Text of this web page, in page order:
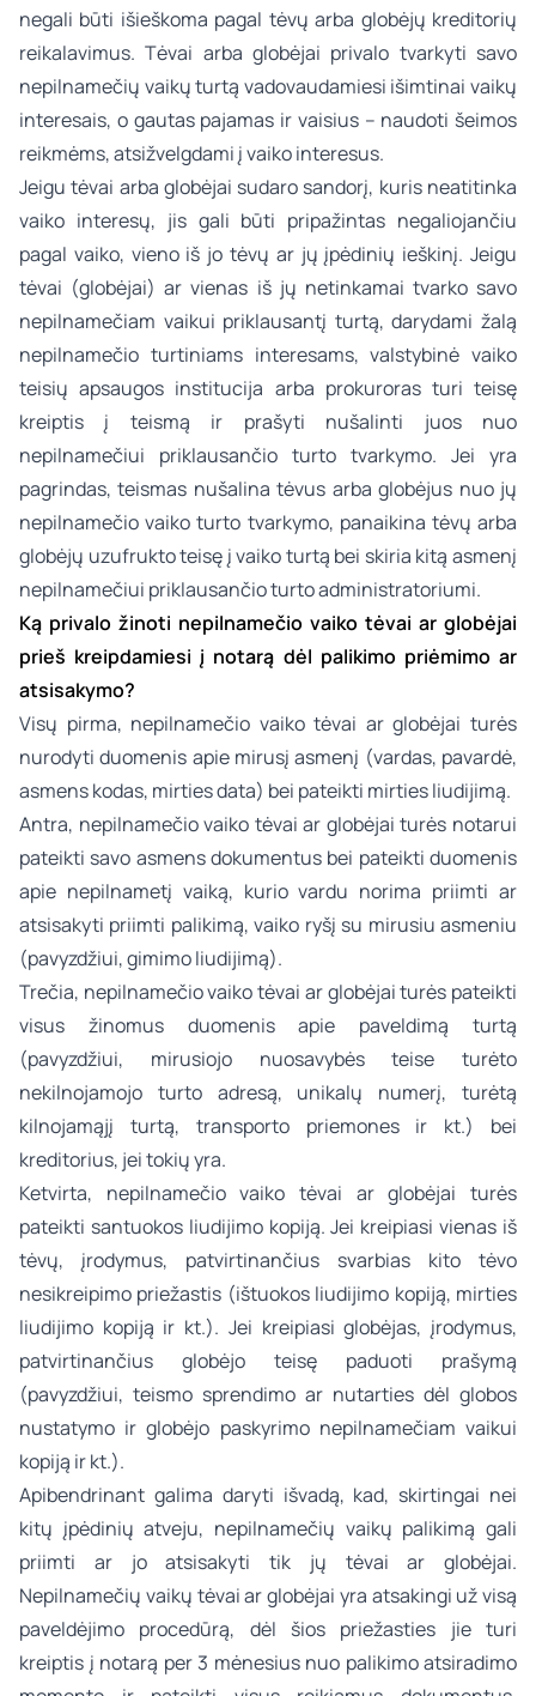
negali būti išieškoma pagal tėvų arba globėjų kreditorių
reikalavimus. Tėvai arba globėjai privalo tvarkyti savo
nepilnamečių vaikų turtą vadovaudamiesi išimtinai vaikų
interesais, o gautas pajamas ir vaisius – naudoti šeimos
reikmėms, atsižvelgdami į vaiko interesus.
Jeigu tėvai arba globėjai sudaro sandorį, kuris neatitinka
vaiko interesų, jis gali būti pripažintas negaliojančiu
pagal vaiko, vieno iš jo tėvų ar jų įpėdinių ieškinį. Jeigu
tėvai (globėjai) ar vienas iš jų netinkamai tvarko savo
nepilnamečiam vaikui priklausantį turtą, darydami žalą
nepilnamečio turtiniams interesams, valstybinė vaiko
teisių apsaugos institucija arba prokuroras turi teisę
kreiptis į teismą ir prašyti nušalinti juos nuo
nepilnamečiui priklausančio turto tvarkymo. Jei yra
pagrindas, teismas nušalina tėvus arba globėjus nuo jų
nepilnamečio vaiko turto tvarkymo, panaikina tėvų arba
globėjų uzufrukto teisę į vaiko turtą bei skiria kitą asmenį
nepilnamečiui priklausančio turto administratoriumi.
Ką privalo žinoti nepilnamečio vaiko tėvai ar globėjai
prieš kreipdamiesi į notarą dėl palikimo priėmimo ar
atsisakymo?
Visų pirma, nepilnamečio vaiko tėvai ar globėjai turės
nurodyti duomenis apie mirusį asmenį (vardas, pavardė,
asmens kodas, mirties data) bei pateikti mirties liudijimą.
Antra, nepilnamečio vaiko tėvai ar globėjai turės notarui
pateikti savo asmens dokumentus bei pateikti duomenis
apie nepilnametį vaiką, kurio vardu norima priimti ar
atsisakyti priimti palikimą, vaiko ryšį su mirusiu asmeniu
(pavyzdžiui, gimimo liudijimą).
Trečia, nepilnamečio vaiko tėvai ar globėjai turės pateikti
visus žinomus duomenis apie paveldimą turtą
(pavyzdžiui, mirusiojo nuosavybės teise turėto
nekilnojamojo turto adresą, unikalų numerį, turėtą
kilnojamąjį turtą, transporto priemones ir kt.) bei
kreditorius, jei tokių yra.
Ketvirta, nepilnamečio vaiko tėvai ar globėjai turės
pateikti santuokos liudijimo kopiją. Jei kreipiasi vienas iš
tėvų, įrodymus, patvirtinančius svarbias kito tėvo
nesikreipimo priežastis (ištuokos liudijimo kopiją, mirties
liudijimo kopiją ir kt.). Jei kreipiasi globėjas, įrodymus,
patvirtinančius globėjo teisę paduoti prašymą
(pavyzdžiui, teismo sprendimo ar nutarties dėl globos
nustatymo ir globėjo paskyrimo nepilnamečiam vaikui
kopiją ir kt.).
Apibendrinant galima daryti išvadą, kad, skirtingai nei
kitų įpėdinių atveju, nepilnamečių vaikų palikimą gali
priimti ar jo atsisakyti tik jų tėvai ar globėjai.
Nepilnamečių vaikų tėvai ar globėjai yra atsakingi už visą
paveldėjimo procedūrą, dėl šios priežasties jie turi
kreiptis į notarą per 3 mėnesius nuo palikimo atsiradimo